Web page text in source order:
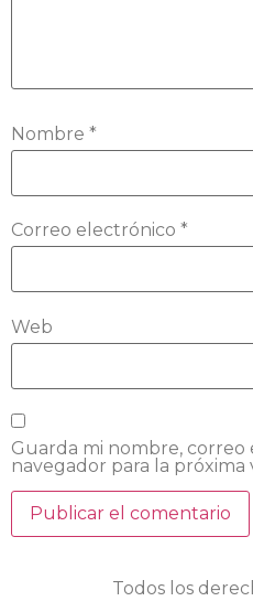
Nombre *
Correo electrónico *
Web
Guarda mi nombre,
navegador para la
Todos los